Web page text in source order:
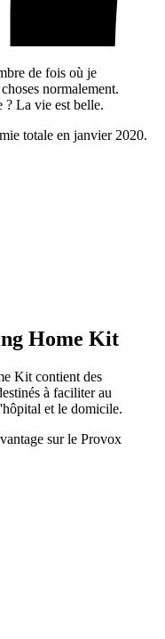
de fois où je
normalement.
? La vie est belle.
totale en janvier 2020.
Home Kit
Kit contient des
à faciliter au
et le domicile.
sur le Provox